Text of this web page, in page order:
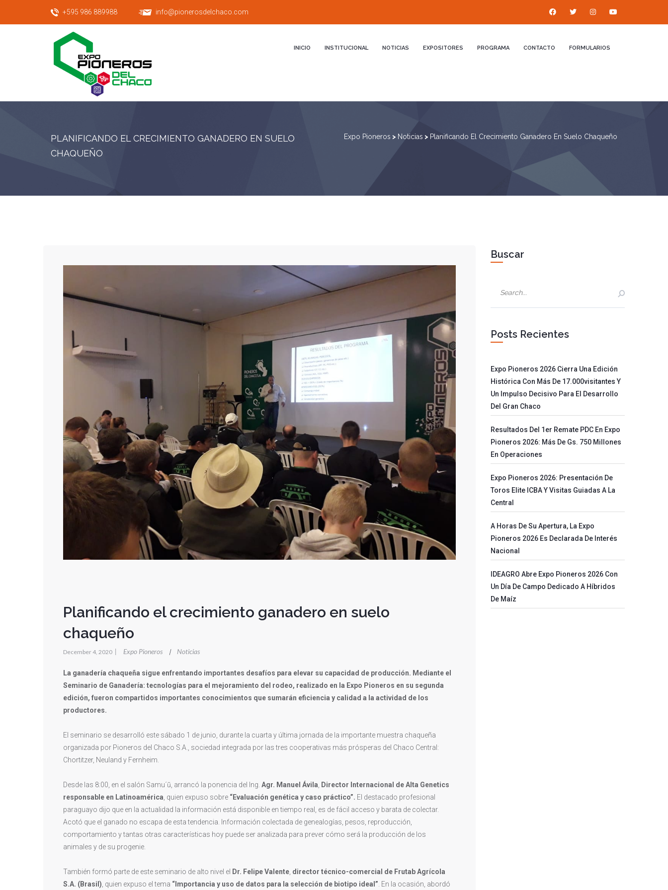
+595 986 889988 info@pionerosdelchaco.com
INICIO INSTITUCIONAL NOTICIAS EXPOSITORES PROGRAMA CONTACTO FORMULARIOS
PLANIFICANDO EL CRECIMIENTO GANADERO EN SUELO
CHAQUEÑO
Expo Pioneros > Noticias > Planificando El Crecimiento Ganadero En Suelo Chaqueño
Planificando el crecimiento ganadero en suelo
chaqueño
December 4, 2020 | Expo Pioneros | Noticias
La ganadería chaqueña sigue enfrentando importantes desafíos para elevar su capacidad de producción. Mediante el
Seminario de Ganadería: tecnologías para el mejoramiento del rodeo, realizado en la Expo Pioneros en su segunda
edición, fueron compartidos importantes conocimientos que sumarán eficiencia y calidad a la actividad de los
productores.
El seminario se desarrolló este sábado 1 de junio, durante la cuarta y última jornada de la importante muestra chaqueña
organizada por Pioneros del Chaco S.A., sociedad integrada por las tres cooperativas más prósperas del Chaco Central:
Chortitzer, Neuland y Fernheim.
Desde las 8:00, en el salón Samu´ũ, arrancó la ponencia del Ing. Agr. Manuel Ávila Director Internacional de Alta Genetics
responsable en Latinoamérica , quien expuso sobre “Evaluación genética y caso práctico”. El destacado profesional
paraguayo dijo que en la actualidad la información está disponible en tiempo real, es de fácil acceso y barata de colectar.
Acotó que el ganado no escapa de esta tendencia. Información colectada de genealogías, pesos, reproducción,
comportamiento y tantas otras características hoy puede ser analizada para prever cómo será la producción de los
animales y de su progenie.
También formó parte de este seminario de alto nivel el Dr. Felipe Valente director técnico-comercial de Frutab Agrícola
S.A. (Brasil) , quien expuso el tema “Importancia y uso de datos para la selección de biotipo ideal” . En la ocasión, abordó
Buscar
Posts Recientes
Expo Pioneros 2026 Cierra Una Edición
Histórica Con Más De 17.000visitantes Y
Un Impulso Decisivo Para El Desarrollo
Del Gran Chaco
Resultados Del 1er Remate PDC En Expo
Pioneros 2026: Más De Gs. 750 Millones
En Operaciones
Expo Pioneros 2026: Presentación De
Toros Elite ICBA Y Visitas Guiadas A La
Central
A Horas De Su Apertura, La Expo
Pioneros 2026 Es Declarada De Interés
Nacional
IDEAGRO Abre Expo Pioneros 2026 Con
Un Día De Campo Dedicado A Híbridos
De Maíz